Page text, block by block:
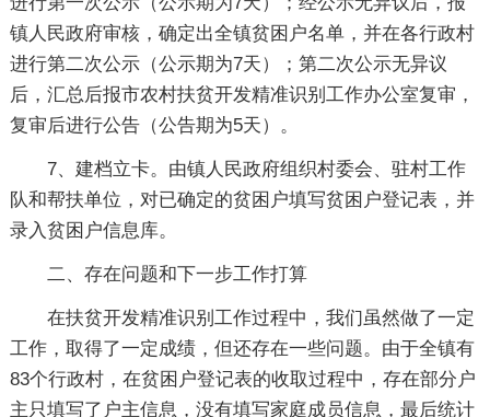
镇人民政府审核，确定出全镇贫困户名单，并在各行政村
进行第二次公示（公示期为7天）；第二次公示无异议
后，汇总后报市农村扶贫开发精准识别工作办公室复审，
复审后进行公告（公告期为5天）。
7、建档立卡。由镇人民政府组织村委会、驻村工作
队和帮扶单位，对已确定的贫困户填写贫困户登记表，并
录入贫困户信息库。
二、存在问题和下一步工作打算
在扶贫开发精准识别工作过程中，我们虽然做了一定
工作，取得了一定成绩，但还存在一些问题。由于全镇有
83个行政村，在贫困户登记表的收取过程中，存在部分户
主只填写了户主信息，没有填写家庭成员信息，最后统计